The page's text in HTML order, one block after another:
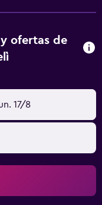
alojamiento se
italiano o sin
de Sella está a
está a 52
ofertas de
17/8